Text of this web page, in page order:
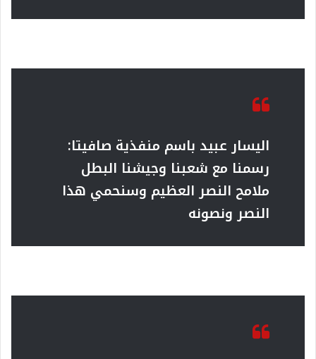
اليسار عبيد باسم منفذية صافيتا:
رسمنا مع شعبنا وجيشنا البطل
ملامح النصر العظيم وسنحمي هذا
النصر ونصونه